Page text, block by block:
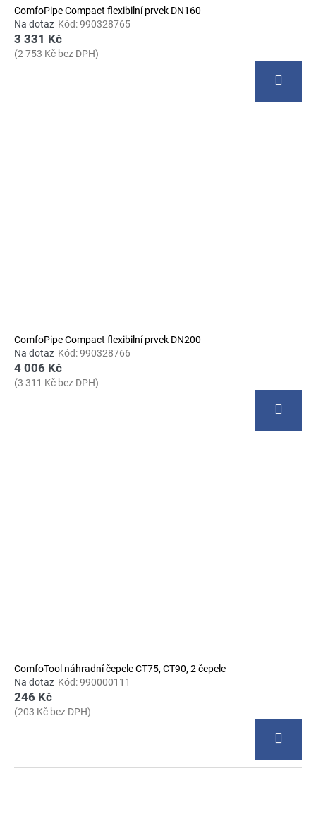
ComfoPipe Compact flexibilní prvek DN160
Na dotaz Kód:990328765
3 331 Kč
(2 753 Kč bez DPH)
ComfoPipe Compact flexibilní prvek DN200
Na dotaz Kód:990328766
4 006 Kč
(3 311 Kč bez DPH)
ComfoTool náhradní čepele CT75, CT90, 2 čepele
Na dotaz Kód:990000111
246 Kč
(203 Kč bez DPH)